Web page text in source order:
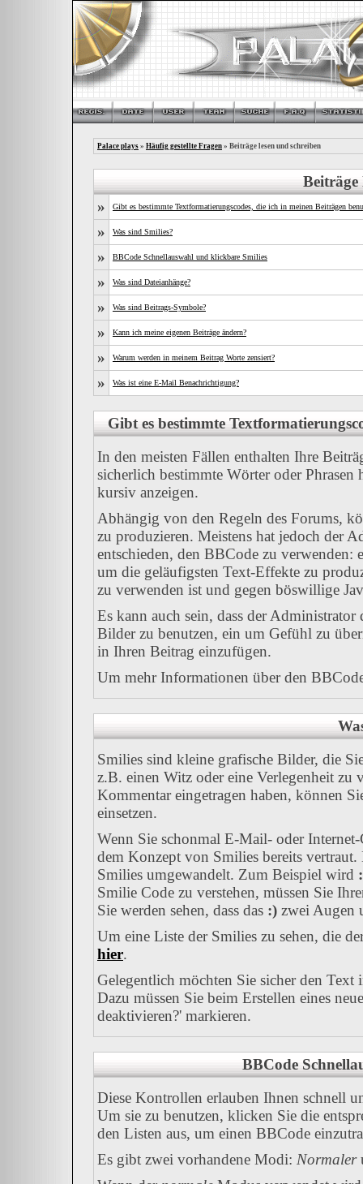
Palace plays » Häufig gestellte Fragen » Beiträge lesen und schreiben
Beiträge
»
Gibt es bestimmte Textformatierungscodes, die ich in meinen Beiträgen
» Was sind Smilies?
» BBCode Schnellauswahl und klickbare Smilies
» Was sind Dateianhänge?
» Was sind Beitrags-Symbole?
» Kann ich meine eigenen Beiträge ändern?
» Warum werden in meinem Beitrag Worte zensiert?
» Was ist eine E-Mail Benachrichtigung?
Gibt es bestimmte
In den meisten Fällen enthalten Ihre
sicherlich bestimmte Wörter oder
kursiv anzeigen.
Abhängig von den Regeln des Forums,
zu produzieren. Meistens hat jedoch der
entschieden, den BBCode zu verwenden:
um die geläufigsten Text-Effekte zu
zu verwenden ist und gegen böswillige
Es kann auch sein, dass der
Bilder zu benutzen, ein um Gefühl zu
in Ihren Beitrag einzufügen.
Um mehr Informationen über den
Smilies sind kleine grafische Bilder, die
z.B. einen Witz oder eine Verlegenheit zu
Kommentar eingetragen haben, können
einsetzen.
Wenn Sie schonmal E-Mail- oder
dem Konzept von Smilies bereits
Smilies umgewandelt. Zum Beispiel wird
Smilie Code zu verstehen, müssen Sie
Sie werden sehen, dass das :) zwei Augen
Um eine Liste der Smilies zu sehen, die
hier.
Gelegentlich möchten Sie sicher den
Dazu müssen Sie beim Erstellen eines
deaktivieren?' markieren.
BBCode
Diese Kontrollen erlauben Ihnen schnell
Um sie zu benutzen, klicken Sie die
den Listen aus, um einen BBCode
Es gibt zwei vorhandene Modi: Normaler